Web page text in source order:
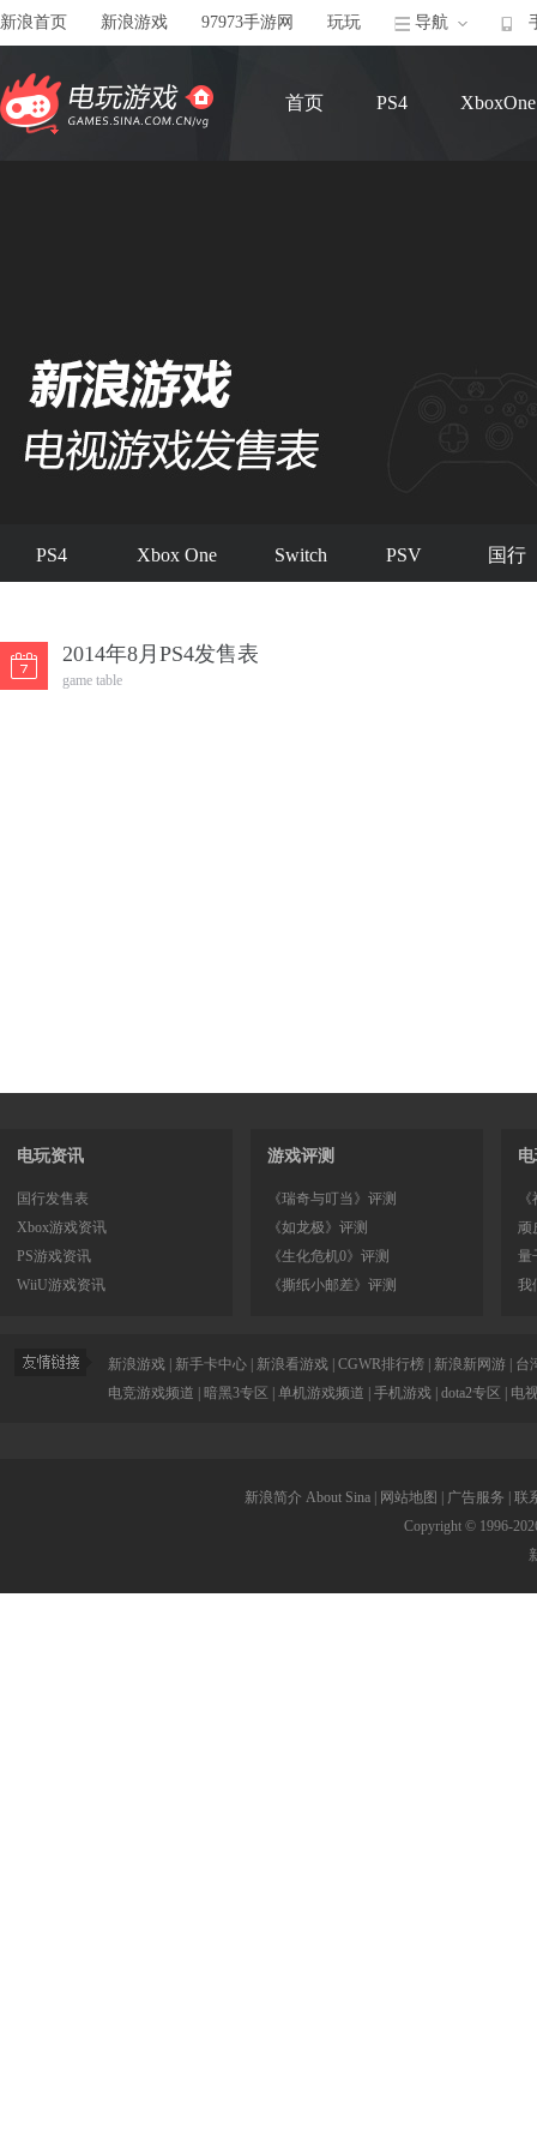
新浪首页 新浪游戏 97973手游网 玩玩 导航
首页 PS4 XboxOne
PS4 Xbox One Switch PSV 国行
2014年8月PS4发售表
game table
电玩资讯
国行发售表
Xbox游戏资讯
PS游戏资讯
WiiU游戏资讯
游戏评测
《瑞奇与叮当》评测
《如龙极》评测
《生化危机0》评测
《撕纸小邮差》评测
顽
量
我
新浪游戏 新手卡中心 新浪看游戏 CGWR排行榜 新浪新网游
台
电竞游戏频道
暗黑3专区 单机游戏频道 手机游戏 dota2专区 电
新浪简介 About Sina 网站地图 广告服务
联
Copyright © 1996-